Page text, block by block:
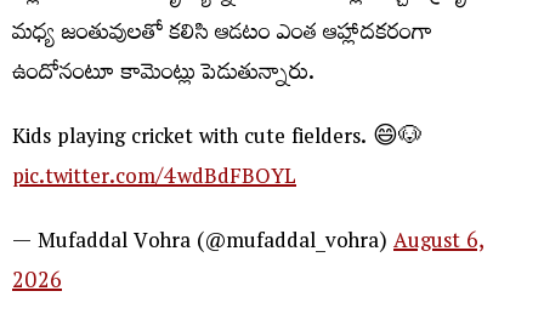
మధ్య జంతువులతో కలిసి ఆడటం ఎంత ఆహ్లాదకరంగా
ఉందోనంటూ కామెంట్లు పెడుతున్నారు.
Kids playing cricket with cute fielders. 😄🐶
pic.twitter.com/4wdBdFBOYL
— Mufaddal Vohra (@mufaddal_vohra)August 6,
2026